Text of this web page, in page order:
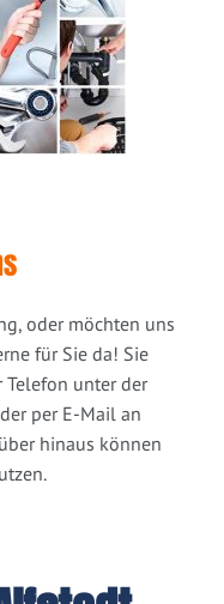
oder möchten uns
für Sie da! Sie
Telefon unter der
per E-Mail an
hinaus können